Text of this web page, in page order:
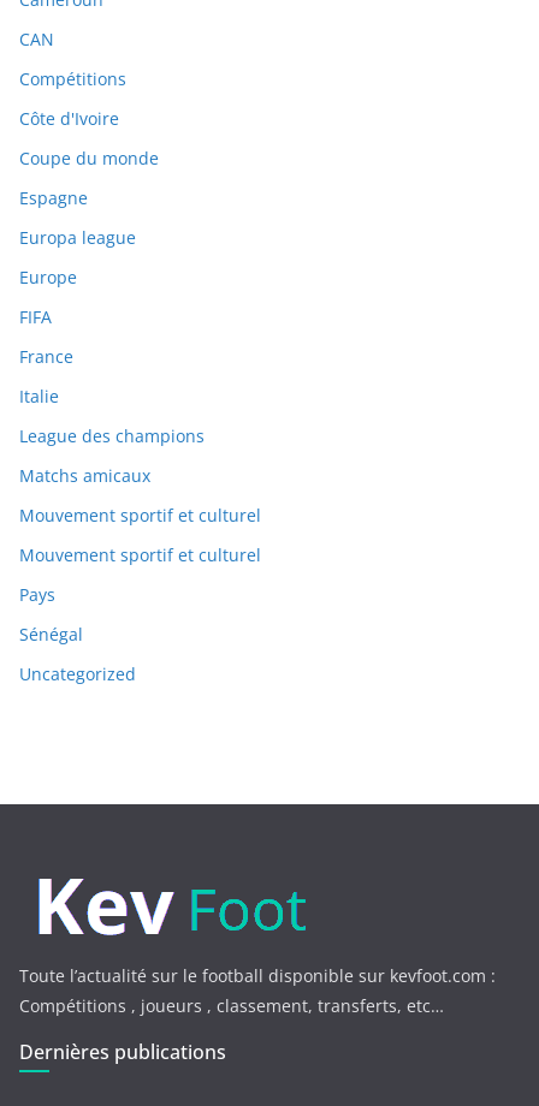
CAN
Compétitions
Côte d'Ivoire
Coupe du monde
Espagne
Europa league
Europe
FIFA
France
Italie
League des champions
Matchs amicaux
Mouvement sportif et culturel
Mouvement sportif et culturel
Pays
Sénégal
Uncategorized
Toute l’actualité sur le football disponible sur kevfoot.com :
Compétitions , joueurs , classement, transferts, etc…
Dernières publications